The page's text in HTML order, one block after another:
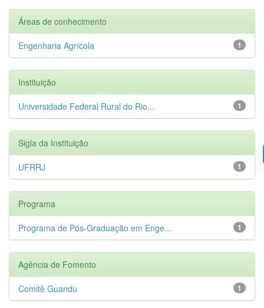
Áreas de conhecimento
1
Engenharia Agrícola
Instituição
1
Universidade Federal Rural do Rio...
Sigla da Instituição
1
UFRRJ
Programa
1
Programa de Pós-Graduação em Enge...
Agência de Fomento
1
Comitê Guandu